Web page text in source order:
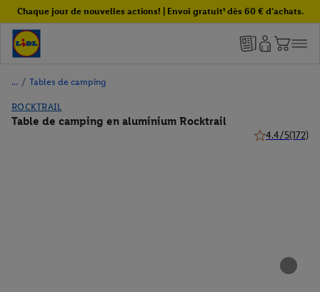
Chaque jour de nouvelles actions! | Envoi gratuit¹ dès 60 € d'achats.
/ Tables de camping
ROCKTRAIL
Table de camping en aluminium Rocktrail
4.4/5(172)